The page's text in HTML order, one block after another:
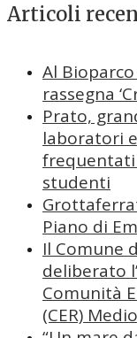
Articoli
Al
rassegna
Prato,
laboratori
frequentati
studenti
Piano di
Il Comune
deliberato
Comunità
(CER)